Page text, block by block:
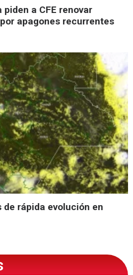
a CFE renovar
apagones recurrentes
de rápida evolución en